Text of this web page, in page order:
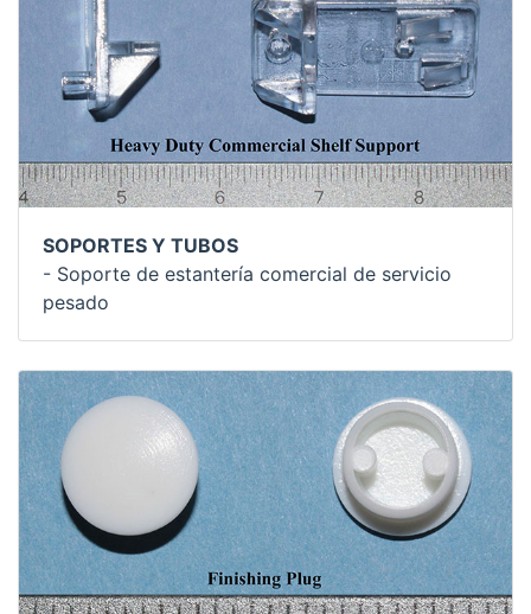
SOPORTES Y TUBOS
- Soporte de estantería comercial de servicio
pesado